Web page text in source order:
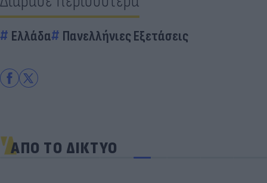
Ελλάδα Πανελλήνιες Εξετάσεις
ΑΠΟ ΤΟ ΔΙΚΤΥΟ